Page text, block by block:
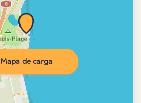
Mapa de carga